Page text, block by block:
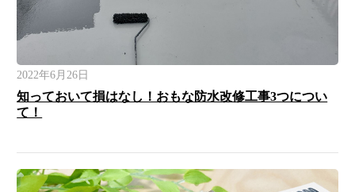
2022年6月26日
知っておいて損はなし！おもな防水改修工事3つについ
て！